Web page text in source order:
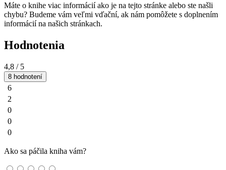
Máte o knihe viac informácií ako je na tejto stránke alebo ste našli
chybu? Budeme vám veľmi vďační, ak nám pomôžete s doplnením
informácií na našich stránkach.
Hodnotenia
4,8 / 5
8 hodnotení
6
2
0
0
0
Ako sa páčila kniha vám?